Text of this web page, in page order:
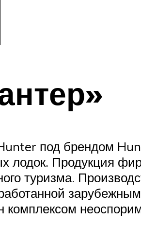
под брендом
лодок. Продукция
туризма.
комплексом